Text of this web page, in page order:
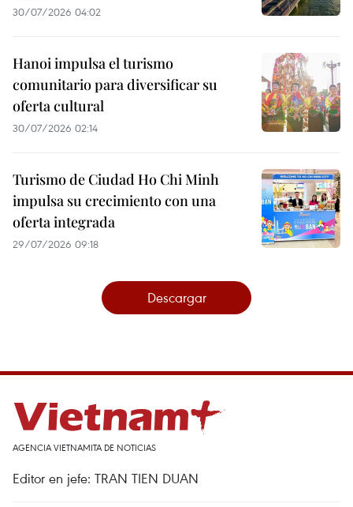
30/07/2026 04:02
Hanoi impulsa el turismo
comunitario para diversificar su
oferta cultural
30/07/2026 02:14
Turismo de Ciudad Ho Chi Minh
impulsa su crecimiento con una
oferta integrada
29/07/2026 09:18
Descargar
AGENCIA VIETNAMITA DE NOTICIAS
Editor en jefe: TRAN TIEN DUAN